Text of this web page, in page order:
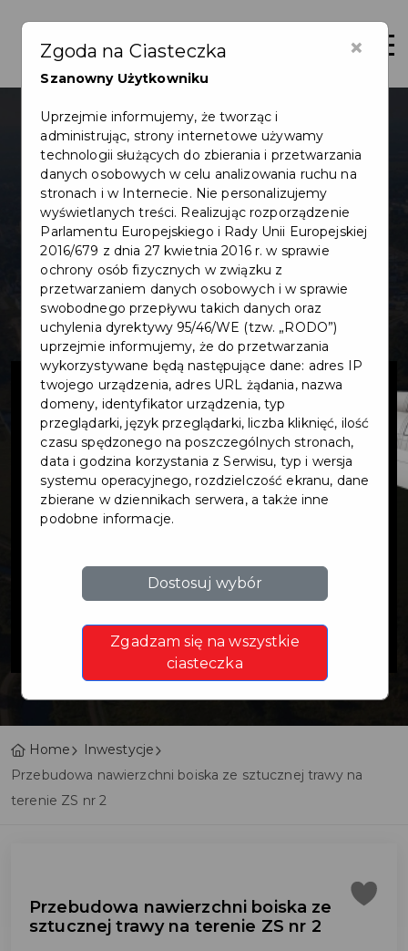
Przebudowa
nawierzchni
boiska ze
sztucznej trawy
na terenie ZS nr
Home
Inwestycje
Przebudowa nawierzchni boiska ze sztucznej trawy na
terenie ZS nr 2
Przebudowa nawierzchni boiska ze
sztucznej trawy na terenie ZS nr 2
×
Zgoda na Ciasteczka
Szanowny Użytkowniku
Uprzejmie informujemy, że tworząc i
administrując, strony internetowe używamy
technologii służących do zbierania i przetwarzania
danych osobowych w celu analizowania ruchu na
stronach i w Internecie. Nie personalizujemy
wyświetlanych treści. Realizując rozporządzenie
Parlamentu Europejskiego i Rady Unii Europejskiej
2016/679 z dnia 27 kwietnia 2016 r. w sprawie
ochrony osób fizycznych w związku z
przetwarzaniem danych osobowych i w sprawie
swobodnego przepływu takich danych oraz
uchylenia dyrektywy 95/46/WE (tzw. „RODO”)
uprzejmie informujemy, że do przetwarzania
wykorzystywane będą następujące dane: adres IP
twojego urządzenia, adres URL żądania, nazwa
domeny, identyfikator urządzenia, typ
przeglądarki, język przeglądarki, liczba kliknięć, ilość
czasu spędzonego na poszczególnych stronach,
data i godzina korzystania z Serwisu, typ i wersja
systemu operacyjnego, rozdzielczość ekranu, dane
zbierane w dziennikach serwera, a także inne
podobne informacje.
Dostosuj wybór
Zgadzam się na wszystkie
ciasteczka